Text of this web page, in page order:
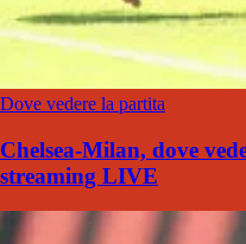
Dove vedere la partita
Chelsea-Milan, dove
streaming LIVE